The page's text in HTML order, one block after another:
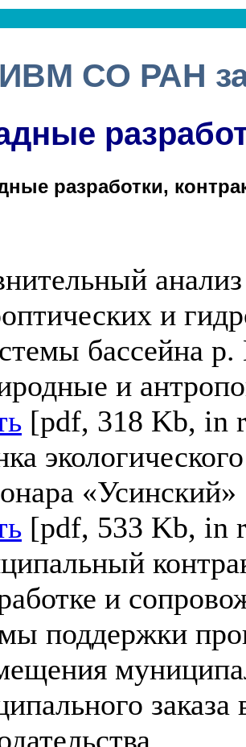
СО РАН за
разработки,
и
бассейна
и
[pdf, 318 Kb, in
«Усинский»
[pdf, 533 Kb, in
и
поддержки
заказа